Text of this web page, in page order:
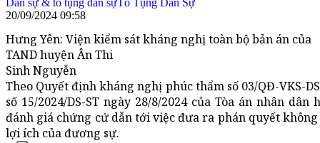
Dân sự & tố tụng dân sựTố Tụng Dân Sự
20/09/2024 09:58
Hưng Yên: Viện kiểm sát kháng nghị toàn bộ bản án của
TAND huyện Ân Thi
Sinh Nguyễn
Theo Quyết định kháng nghị phúc thẩm số 03/QĐ-VKS-
số 15/2024/DS-ST ngày 28/8/2024 của Tòa án nhân
đánh giá chứng cứ dẫn tới việc đưa ra phán quyết
lợi ích của đương sự.